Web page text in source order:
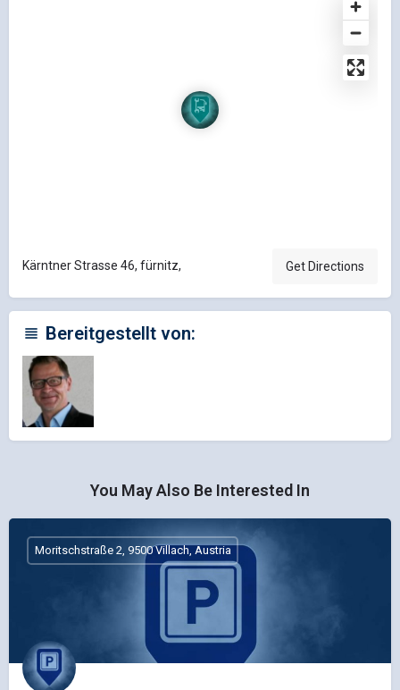
Kärntner Strasse 46, fürnitz, Get Directions
Bereitgestellt von:
You May Also Be Interested In
Moritschstraße 2, 9500 Villach, Austria